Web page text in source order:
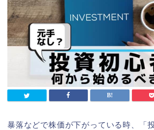
暴落などで株価が下がっている時、「